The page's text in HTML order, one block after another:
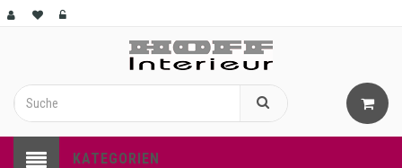
KATEGORIEN